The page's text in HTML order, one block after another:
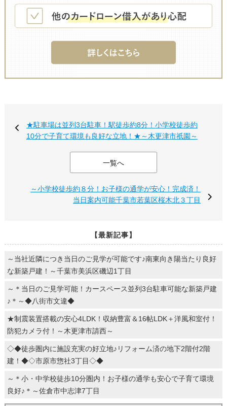
★駐車場は並列3台駐車！駅徒歩約8分！小学校徒歩約
10分で子育て環境も良好な立地！★～木更津市祇園～
一覧へ
～小学校徒歩約８分！お子様の通学が安心！完成済！
当日案内可能千葉市若葉区桜木北３丁目
【最新記事】
～当社近隣につき当日のご見学が可能です♪南東向き陽当たり良好
な新築戸建！～千葉市美浜区磯辺1丁目
～＊当日のご見学可能！カースペース並列3台駐車可能な新築戸建
♪＊～◆八街市文違◆
★制震装置搭載の安心4LDK！収納豊富＆16帖LDK＋洋風和室付！
防犯カメラ付！～木更津市請西～
◇◆徒歩圏内に施設充実の好立地♪リフォーム済の地下2階付2階
建！◆◇市原市惣社3丁目◇◆
～＊小・中学校徒歩10分圏内！お子様の通学も安心で子育て環境
良好♪＊～佐倉市中志津7丁目